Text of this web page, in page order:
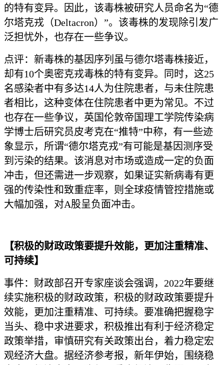
的特有变异。因此，该毒株被研究人员命名为“德
尔塔克戎（Deltacron）”。该毒株的发现除引发广
泛担忧外，也存在一些争议。
点评：新毒株的基因序列虽与德尔塔毒株接近，
却有10个奥密克戎毒株的特有变异。同时，这25
名感染者中有多达14人为住院患者，与未住院患
者相比，这种变体在住院患者中更为常见。不过
也存在一些争议，英国伦敦帝国理工学院传染病
学博士后研究员皮考克在“推特”中称，有一些迹
象显示，所谓“德尔塔克戎”有可能是基因测序受
到污染的结果。该消息对市场或造成一定的负面
冲击，但还需进一步观察，如果证实新病毒有更
强的传染性和致重症率，则全球疫情管控措施或
大幅加强，对A股呈负面冲击。
【积极的财政政策要提升效能，更加注重精准、
可持续】
事件：财政部召开专家座谈会强调，2022年要继
续实施积极的财政政策，积极的财政政策要提升
效能，更加注重精准、可持续。要准确把握稳字
当头、稳中求进要求，积极推出有利于经济稳定
政策举措，审慎研究有关政策出台，着力稳定宏
观经济大盘。据经济参考报，新年伊始，围绕稳